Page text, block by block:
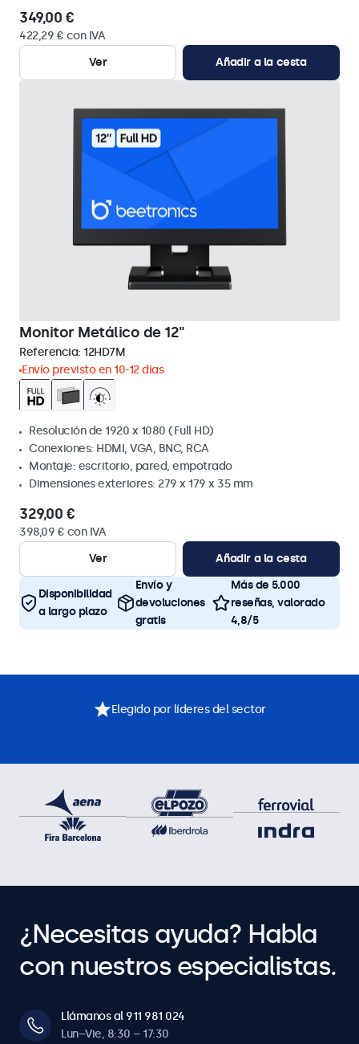
349,00 €
422,29 € con IVA
Ver
Añadir a la cesta
Monitor Metálico de 12"
Referencia: 12HD7M
Envío previsto en 10-12 días
Resolución de 1920 x 1080 (Full HD)
Conexiones: HDMI, VGA, BNC, RCA
Montaje: escritorio, pared, empotrado
Dimensiones exteriores: 279 x 179 x 35 mm
329,00 €
398,09 € con IVA
Ver
Añadir a la cesta
Disponibilidad
a largo plazo
Envío y
devoluciones
gratis
Más de 5.000
reseñas, valorado
4,8/5
Elegido por líderes del sector
¿Necesitas ayuda? Habla
con nuestros especialistas.
Llámanos al 911 981 024
Lun–Vie, 8:30 – 17:30